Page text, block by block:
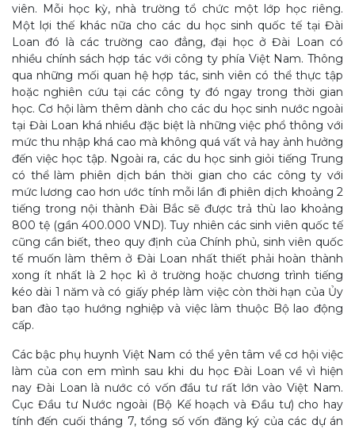
viên. Mỗi học kỳ, nhà trường tổ chức một lớp học riêng.
Một lợi thế khác nữa cho các du học sinh quốc tế tại Đài
Loan đó là các trường cao đẳng, đại học ở Đài Loan có
nhiều chính sách hợp tác với công ty phía Việt Nam. Thông
qua những mối quan hệ hợp tác, sinh viên có thể thực tập
hoặc nghiên cứu tại các công ty đó ngay trong thời gian
học. Cơ hội làm thêm dành cho các du học sinh nước ngoài
tại Đài Loan khá nhiều đặc biệt là những việc phổ thông với
mức thu nhập khá cao mà không quá vất vả hay ảnh hưởng
đến việc học tập. Ngoài ra, các du học sinh giỏi tiếng Trung
có thể làm phiên dịch bán thời gian cho các công ty với
mức lương cao hơn ước tính mỗi lần đi phiên dịch khoảng 2
tiếng trong nội thành Đài Bắc sẽ được trả thù lao khoảng
800 tệ (gần 400.000 VND). Tuy nhiên các sinh viên quốc tế
cũng cần biết, theo quy định của Chính phủ, sinh viên quốc
tế muốn làm thêm ở Đài Loan nhất thiết phải hoàn thành
xong ít nhất là 2 học kì ở trường hoặc chương trình tiếng
kéo dài 1 năm và có giấy phép làm việc còn thời hạn của Ủy
ban đào tạo hướng nghiệp và việc làm thuộc Bộ lao động
cấp.
Các bậc phụ huynh Việt Nam có thể yên tâm về cơ hội việc
làm của con em mình sau khi du học Đài Loan về vì hiện
nay Đài Loan là nước có vốn đầu tư rất lớn vào Việt Nam.
Cục Đầu tư Nước ngoài (Bộ Kế hoạch và Đầu tư) cho hay
tính đến cuối tháng 7, tổng số vốn đăng ký của các dự án